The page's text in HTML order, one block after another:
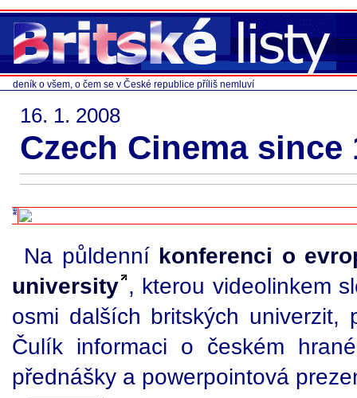
deník o všem, o čem se v České republice příliš nemluví
16. 1. 2008
Czech Cinema since
Na půldenní konferenci o
university , kterou videolinkem
osmi dalších britských univerzit,
Čulík informaci o českém
přednášky a powerpointová